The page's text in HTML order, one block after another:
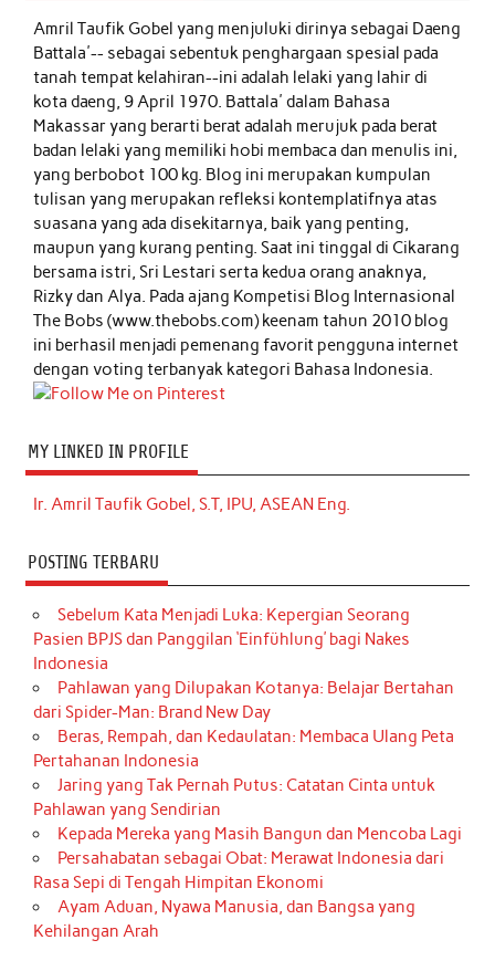
Amril Taufik Gobelyang menjuluki dirinya sebagai Daeng
Battala'-- sebagai sebentuk penghargaan spesial pada
tanah tempat kelahiran--ini adalah lelaki yang lahir di
kota daeng, 9 April 1970. Battala' dalam Bahasa
Makassar yang berarti berat adalah merujuk pada berat
badan lelaki yang memiliki hobi membaca dan menulis ini,
yang berbobot 100 kg. Blog ini merupakan kumpulan
tulisan yang merupakan refleksi kontemplatifnya atas
suasana yang ada disekitarnya, baik yang penting,
maupun yang kurang penting. Saat ini tinggal di Cikarang
bersama istri, Sri Lestari serta kedua orang anaknya,
Rizky dan Alya. Pada ajang Kompetisi Blog Internasional
The Bobs (www.thebobs.com) keenam tahun 2010 blog
ini berhasil menjadi pemenang favorit pengguna internet
dengan voting terbanyak kategori Bahasa Indonesia.
MY LINKED IN PROFILE
Ir. Amril Taufik Gobel, S.T, IPU, ASEAN Eng.
POSTING TERBARU
Sebelum Kata Menjadi Luka: Kepergian Seorang
Pasien BPJS dan Panggilan ‘Einfühlung’ bagi Nakes
Indonesia
Pahlawan yang Dilupakan Kotanya: Belajar Bertahan
dari Spider-Man: Brand New Day
Beras, Rempah, dan Kedaulatan: Membaca Ulang Peta
Pertahanan Indonesia
Jaring yang Tak Pernah Putus: Catatan Cinta untuk
Pahlawan yang Sendirian
Kepada Mereka yang Masih Bangun dan Mencoba Lagi
Persahabatan sebagai Obat: Merawat Indonesia dari
Rasa Sepi di Tengah Himpitan Ekonomi
Ayam Aduan, Nyawa Manusia, dan Bangsa yang
Kehilangan Arah